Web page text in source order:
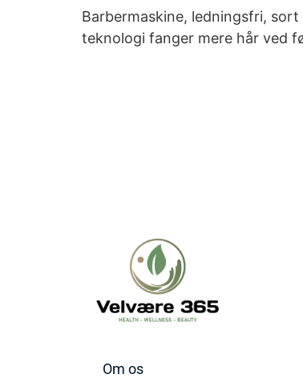
Barbermaskine, ledningsfri,
teknologi fanger mere hår ved
Om os